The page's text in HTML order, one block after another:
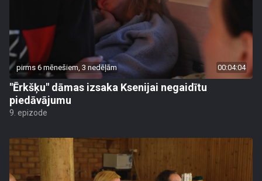
pirms 6 mēnešiem, 3 nedēļām 00:04:04
"Ērkšķu" dāmas izsaka Ksenijai negaidītu
piedāvājumu
9. epizode